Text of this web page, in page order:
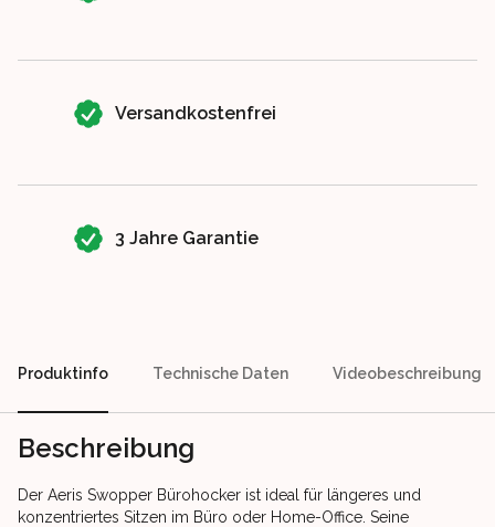
Versandkostenfrei
3 Jahre Garantie
Produktinfo Technische Daten Videobeschreibung
Beschreibung
Der Aeris Swopper Bürohocker ist ideal für längeres und
konzentriertes Sitzen im Büro oder Home-Office. Seine